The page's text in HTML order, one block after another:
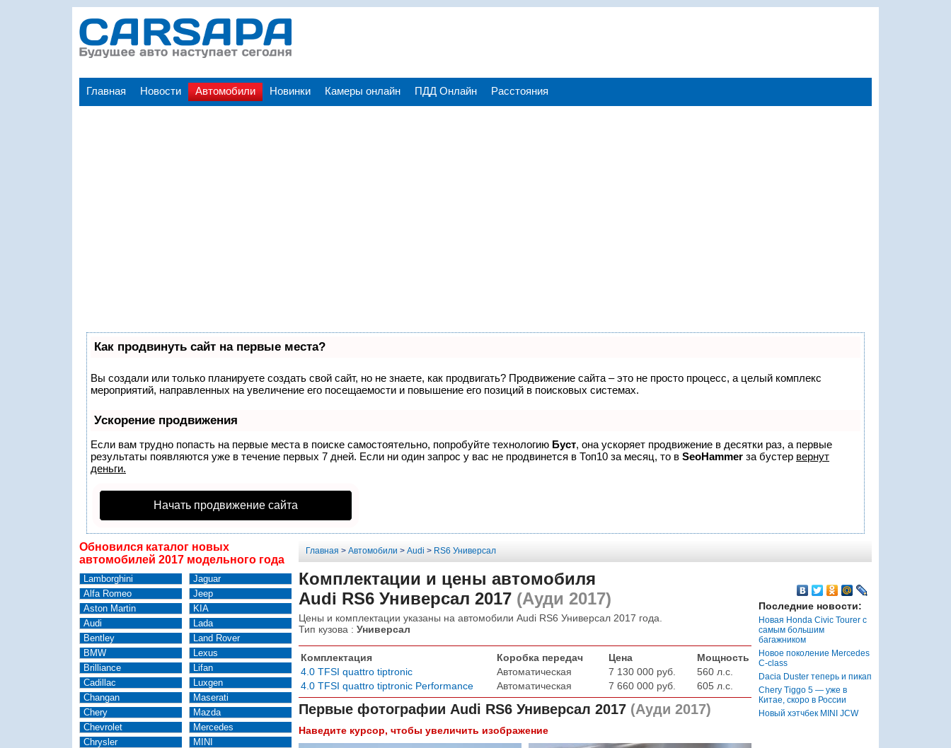
Главная Новости Автомобили Новинки Камеры онлайн ПДД Онлайн Расстояния
Как продвинуть сайт на первые места?
Вы создали или только планируете создать свой сайт, но не знаете, как продвигать? Продвижение сайта – это не просто процесс, а целый комплекс
мероприятий, направленных на увеличение его посещаемости и повышение его позиций в поисковых системах.
Ускорение продвижения
Если вам трудно попасть на первые места в поиске самостоятельно, попробуйте технологию Буст, она ускоряет продвижение в десятки раз, а первые
результаты появляются уже в течение первых 7 дней. Если ни один запрос у вас не продвинется в Топ10 за месяц, то в SeoHammer за бустер вернут
деньги.
Начать продвижение сайта
Обновился каталог новых
автомобилей 2017 модельного года
Lamborghini
Alfa Romeo
Aston Martin
Audi
Bentley
BMW
Brilliance
Cadillac
Changan
Chery
Chevrolet
Chrysler
Jaguar
Jeep
KIA
Lada
Land Rover
Lexus
Lifan
Luxgen
Maserati
Mazda
Mercedes
MINI
Главная > Автомобили > Audi > RS6 Универсал
Комплектации и цены автомобиля
Audi RS6 Универсал 2017(Ауди 2017)
Цены и комплектации указаны на автомобили Audi RS6 Универсал 2017 года.
Тип кузова : Универсал
Комплектация Коробка передач Цена
Мощность
4.0 TFSI quattro tiptronic
Автоматическая 7 130 000 руб.
560 л.с.
4.0 TFSI quattro tiptronic Performance
Автоматическая 7 660 000 руб. 605 л.с.
Первые фотографии Audi RS6 Универсал 2017(Ауди 2017)
Наведите курсор, чтобы увеличить изображение
Последние новости:
Новая Honda Civic Tourer с
самым большим
багажником
Новое поколение Mercedes
C-class
Dacia Duster теперь и пикап
Chery Tiggo 5 — уже в
Китае, скоро в России
Новый хэтчбек MINI JCW